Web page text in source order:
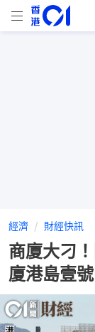
經濟 財經快訊
商廈大刁
廈港島壹